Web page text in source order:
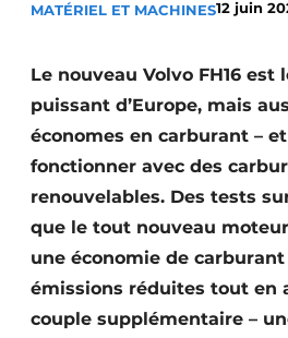
Construction bois
Contrôle d’accès
Éclairage
Fondations
MATÉRIEL ET MACHINES12 juin
Le nouveau Volvo FH16 est
puissant d’Europe, mais
économes en carburant –
fonctionner avec des
renouvelables. Des tests
que le tout nouveau
une économie de carburant
émissions réduites tout en
couple supplémentaire –